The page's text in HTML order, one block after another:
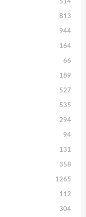
514
813
944
164
66
189
527
535
294
94
131
358
1265
112
304